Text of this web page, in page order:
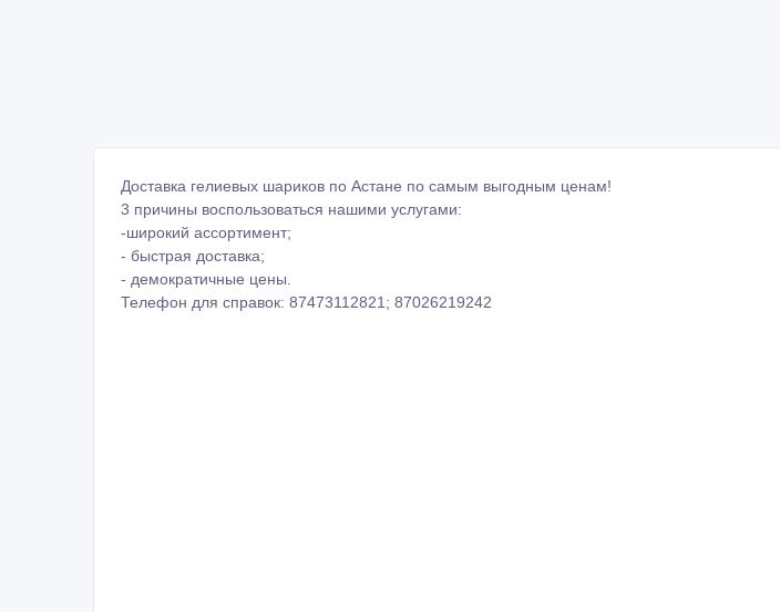
Доставка гелиевых шариков по Астане по самым выгодным ценам!
3 причины воспользоваться нашими услугами:
-широкий ассортимент;
- быстрая доставка;
- демократичные цены.
Телефон для справок: 87473112821; 87026219242